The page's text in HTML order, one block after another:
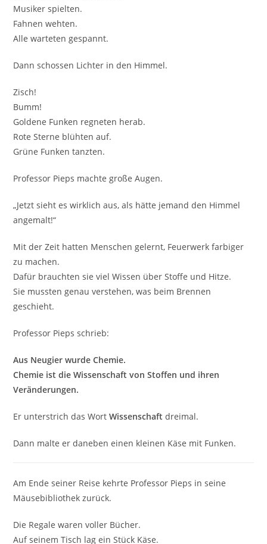
Musiker spielten.
Fahnen wehten.
Alle warteten gespannt.
Dann schossen Lichter in den Himmel.
Zisch!
Bumm!
Goldene Funken regneten herab.
Rote Sterne blühten auf.
Grüne Funken tanzten.
Professor Pieps machte große Augen.
„Jetzt sieht es wirklich aus, als hätte jemand den Himmel
angemalt!“
Mit der Zeit hatten Menschen gelernt, Feuerwerk farbiger
zu machen.
Dafür brauchten sie viel Wissen über Stoffe und Hitze.
Sie mussten genau verstehen, was beim Brennen
geschieht.
Professor Pieps schrieb:
Aus Neugier wurde Chemie.
Chemie ist die Wissenschaft von Stoffen und ihren
Veränderungen.
Er unterstrich das WortWissenschaft dreimal.
Dann malte er daneben einen kleinen Käse mit Funken.
Am Ende seiner Reise kehrte Professor Pieps in seine
Mäusebibliothek zurück.
Die Regale waren voller Bücher.
Auf seinem Tisch lag ein Stück Käse.